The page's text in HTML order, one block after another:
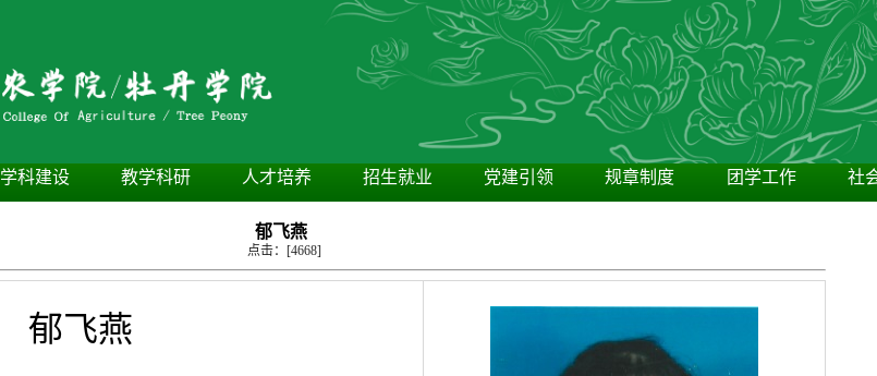
学科建设 教学科研 人才培养 招生就业 党建引领 规章制度 团学工作 社
郁飞燕
点击：[4668]
郁飞燕